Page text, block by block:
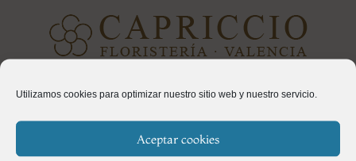
Utilizamos cookies para optimizar nuestro sitio web y nuestro servicio.
Aceptar cookies
(+34) 963 69 25 80